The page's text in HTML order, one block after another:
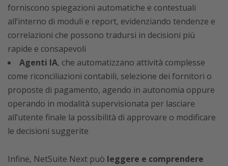
forniscono spiegazioni automatiche e contestuali
all’interno di moduli e report, evidenziando tendenze e
correlazioni che possono tradursi in decisioni più
rapide e consapevoli
Agenti IA, che automatizzano attività complesse
come riconciliazioni contabili, selezione dei fornitori o
proposte di pagamento, agendo in autonomia oppure
operando in modalità supervisionata per lasciare
all’utente finale la possibilità di approvare o modificare
le decisioni suggerite
Infine, NetSuite Next può leggere e comprendere